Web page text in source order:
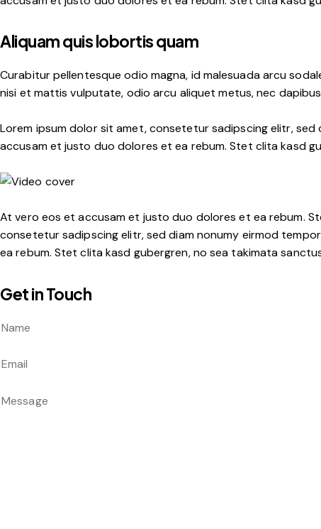
Aliquam quis lobortis quam
Curabitur pellentesque odio magna, id malesuada arcu
nisi et mattis vulputate, odio arcu aliquet metus, nec
Lorem ipsum dolor sit amet, consetetur sadipscing elitr,
accusam et justo duo dolores et ea rebum. Stet clita kasd
At vero eos et accusam et justo duo dolores et ea rebum.
consetetur sadipscing elitr, sed diam nonumy eirmod
ea rebum. Stet clita kasd gubergren, no sea takimata
Get in Touch